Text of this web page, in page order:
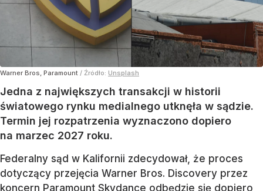
Warner Bros, Paramount / Źródło: Unsplash
Jedna z największych transakcji w historii
światowego rynku medialnego utknęła w sądzie.
Termin jej rozpatrzenia wyznaczono dopiero
na marzec 2027 roku.
Federalny sąd w Kalifornii zdecydował, że proces
dotyczący przejęcia Warner Bros. Discovery przez
koncern Paramount Skydance odbędzie się dopiero